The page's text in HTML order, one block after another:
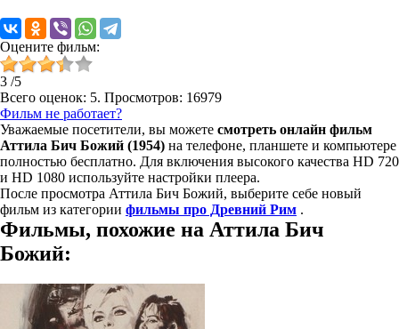
Оцените фильм:
3 /5
Всего оценок: 5. Просмотров: 16979
Фильм не работает?
Уважаемые посетители, вы можете смотреть онлайн фильм
Аттила Бич Божий (1954) на телефоне, планшете и компьютере
полностью бесплатно. Для включения высокого качества HD 720
и HD 1080 используйте настройки плеера.
После просмотра Аттила Бич Божий, выберите себе новый
фильм из категории фильмы про Древний Рим .
Фильмы, похожие на Аттила Бич
Божий: